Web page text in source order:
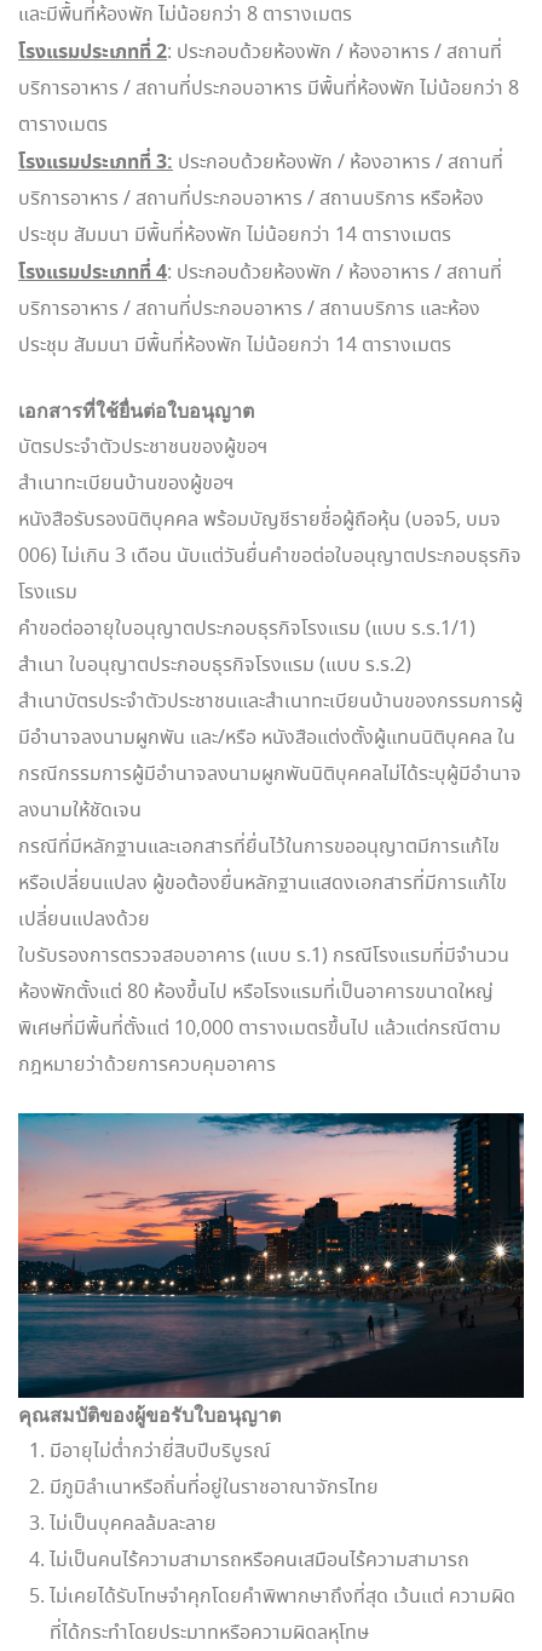
และมีพื้นที่ห้องพัก ไม่น้อยกว่า 8 ตารางเมตร
โรงแรมประเภทที่ 2: ประกอบด้วยห้องพัก / ห้องอาหาร / สถานที่
บริการอาหาร / สถานที่ประกอบอาหาร มีพื้นที่ห้องพัก ไม่น้อยกว่า 8
ตารางเมตร
โรงแรมประเภทที่ 3: ประกอบด้วยห้องพัก / ห้องอาหาร / สถานที่
บริการอาหาร / สถานที่ประกอบอาหาร / สถานบริการ หรือห้อง
ประชุม สัมมนา มีพื้นที่ห้องพัก ไม่น้อยกว่า 14 ตารางเมตร
โรงแรมประเภทที่ 4: ประกอบด้วยห้องพัก / ห้องอาหาร / สถานที่
บริการอาหาร / สถานที่ประกอบอาหาร / สถานบริการ และห้อง
ประชุม สัมมนา มีพื้นที่ห้องพัก ไม่น้อยกว่า 14 ตารางเมตร
เอกสารที่ใช้ยื่นต่อใบอนุญาต
บัตรประจำตัวประชาชนของผู้ขอฯ
สำเนาทะเบียนบ้านของผู้ขอฯ
หนังสือรับรองนิติบุคคล พร้อมบัญชีรายชื่อผู้ถือหุ้น (บอจ5, บมจ
006) ไม่เกิน 3 เดือน นับแต่วันยื่นคำขอต่อใบอนุญาตประกอบธุรกิจ
โรงแรม
คำขอต่ออายุใบอนุญาตประกอบธุรกิจโรงแรม (แบบ ร.ร.1/1)
สำเนา ใบอนุญาตประกอบธุรกิจโรงแรม (แบบ ร.ร.2)
สำเนาบัตรประจำตัวประชาชนและสำเนาทะเบียนบ้านของกรรมการผู้
มีอำนาจลงนามผูกพัน และ/หรือ หนังสือแต่งตั้งผู้แทนนิติบุคคล ใน
กรณีกรรมการผู้มีอำนาจลงนามผูกพันนิติบุคคลไม่ได้ระบุผู้มีอำนาจ
ลงนามให้ชัดเจน
กรณีที่มีหลักฐานและเอกสารที่ยื่นไว้ในการขออนุญาตมีการแก้ไข
หรือเปลี่ยนแปลง ผู้ขอต้องยื่นหลักฐานแสดงเอกสารที่มีการแก้ไข
เปลี่ยนแปลงด้วย
ใบรับรองการตรวจสอบอาคาร (แบบ ร.1) กรณีโรงแรมที่มีจำนวน
ห้องพักตั้งแต่ 80 ห้องขึ้นไป หรือโรงแรมที่เป็นอาคารขนาดใหญ่
พิเศษที่มีพื้นที่ตั้งแต่ 10,000 ตารางเมตรขึ้นไป แล้วแต่กรณีตาม
กฎหมายว่าด้วยการควบคุมอาคาร
คุณสมบัติของผู้ขอรับใบอนุญาต
มีอายุไม่ต่ำกว่ายี่สิบปีบริบูรณ์
มีภูมิลำเนาหรือถิ่นที่อยู่ในราชอาณาจักรไทย
ไม่เป็นบุคคลล้มละลาย
ไม่เป็นคนไร้ความสามารถหรือคนเสมือนไร้ความสามารถ
ไม่เคยได้รับโทษจำคุกโดยคำพิพากษาถึงที่สุด เว้นแต่ ความผิด
ที่ได้กระทำโดยประมาทหรือความผิดลหุโทษ